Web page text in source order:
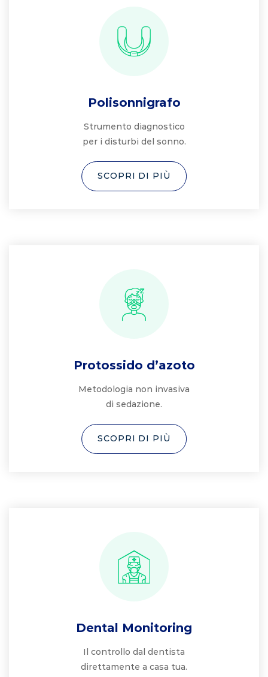
Polisonnigrafo
Strumento diagnostico
per i disturbi del sonno.
SCOPRI DI PIÙ
Protossido d’azoto
Metodologia non invasiva
di sedazione.
SCOPRI DI PIÙ
Dental Monitoring
Il controllo dal dentista
direttamente a casa tua.